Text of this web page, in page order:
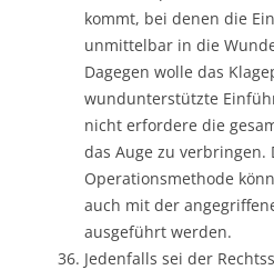
kommt, bei denen die
unmittelbar in die
Dagegen wolle das
wundunterstützte
nicht erfordere die
das Auge zu verbringen.
Operationsmethode
auch mit der
ausgeführt werden.
Jedenfalls sei der